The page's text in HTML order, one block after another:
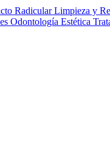
RadicularLimpieza y
Odontología Estética